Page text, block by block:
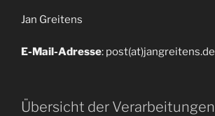
Jan Greitens
E-Mail-Adresse: post(at)jangreitens.de
Übersicht der Verarbeitungen